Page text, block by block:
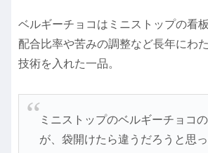
ベルギーチョコはミニストップの看板
配合比率や苦みの調整など長年にわ
技術を入れた一品。
ミニストップのベルギーチョコ
が、袋開けたら違うだろうと思